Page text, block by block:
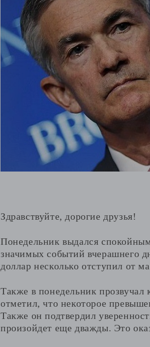
Здравствуйте, дорогие друзья!
Понедельник выдался
значимых событий вчерашнего
доллар несколько отступил от
Также в понедельник
отметил, что некоторое
Также он подтвердил
произойдет еще дважды. Это